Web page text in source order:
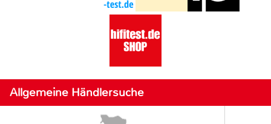
Allgemeine Händlersuche